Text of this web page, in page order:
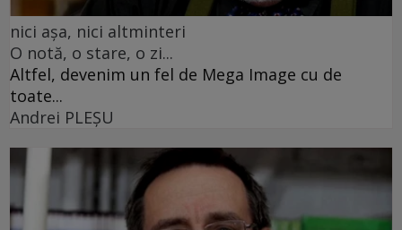
nici așa, nici altminteri
O notă, o stare, o zi...
Altfel, devenim un fel de Mega Image cu de
toate...
Andrei PLEŞU